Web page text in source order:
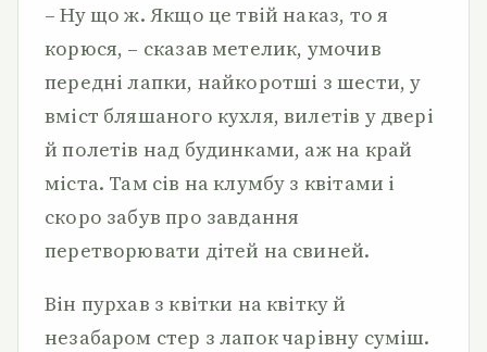
– Ну що ж. Якщо це твій наказ, то я
корюся, – сказав метелик, умочив
передні лапки, найкоротші з шести, у
вміст бляшаного кухля, вилетів у двері
й полетів над будинками, аж на край
міста. Там сів на клумбу з квітами і
скоро забув про завдання
перетворювати дітей на свиней.
Він пурхав з квітки на квітку й
незабаром стер з лапок чарівну суміш.